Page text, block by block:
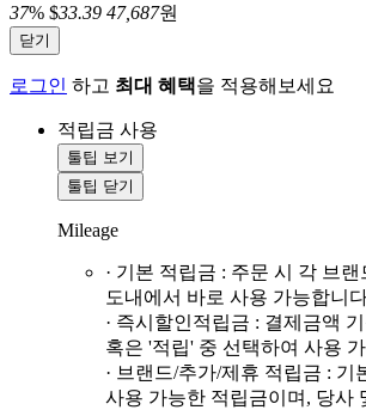
37% $33.39 47,687원
닫기
로그인 하고 최대 혜택을 적용해보세요
적립금 사용
툴팁 보기
툴팁 닫기
Mileage
· 기본 적립금 : 주문 시 각 브
도내에서 바로 사용 가능합니
· 즉시할인적립금 : 결제금액
혹은 '적립' 중 선택하여 사용
· 브랜드/추가/제휴 적립금 : 기
사용 가능한 적립금이며, 당사